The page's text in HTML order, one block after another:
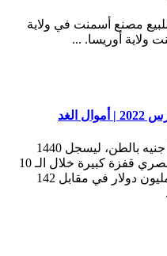
مصنع أسمنت في ولاية
ولاية أوريسا. ...
وقفز سعر (أسمنت العربية) بنحو 55 جنيه بالطن، ليسجل 1440
جنيهًا. وشهدت صادرات الأسمنت المصري قفزة كبيرة خلال الـ 10
أشهر الأولى من 2021، لتسجل 397 مليون دولار في مقابل 142